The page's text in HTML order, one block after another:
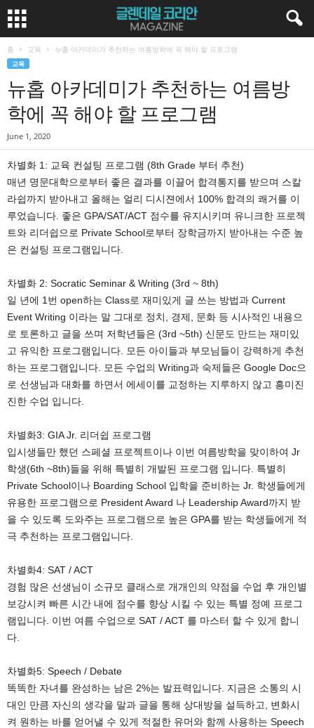
홈 교육 뉴홉 아카데미가 추천하는 여름방학에 꼭 해야 할 프로그램
교육
뉴홉 아카데미가 추천하는 여름방
학에 꼭 해야 할 프로그램
June 1, 2020
차별화 1: 교육 컨설팅 프로그램 (8th Grade 부터 추천)
매년 명문대학으로부터 좋은 결과를 이끌어 합격통지를 받으며 스칼
라쉽까지 받아내고 올해는 얼리 디시젼에서 100% 합격의 쾌거를 이
루었습니다. 좋은 GPA/SAT/ACT 점수를 유지시키며 유니크한 프로젝
트와 리더쉽으로 Private School로부터 장학금까지 받아내는 수준 높
은 컨설팅 프로그램입니다.
차별화 2: Socratic Seminar & Writing (3rd ~ 8th)
일 년에 1번 open하는 Class로 재미있게 글 쓰는 방법과 Current
Event Writing 이라는 말 그대로 정치, 경제, 문화 등 시사적인 내용으
로 토론하고 글을 쓰며 저학년들은 (3rd ~5th) 신문도 만드는 재미있
고 유익한 프로그램입니다. 모든 아이들과 부모님들이 강력하게 추천
하는 프로그램입니다. 모든 수업의 Writing과 숙제들은 Google Doc으
로 선생님과 대화를 하면서 에세이를 교정하는 지루하지 않고 흥미진
진한 수업 입니다.
차별화3: GIA Jr. 리더쉽 프로그램
입시생들만 했던 스페셜 프로젝트이나 이번 여름방학을 맞이하여 Jr
학생(6th ~8th)들을 위해 특별히 개발된 프로그램 입니다. 특별히
Private School이나 Boarding School 입학을 준비하는 Jr. 학생들에게
유용한 프로그램으로 President Award 나 Leadership Award까지 받
을 수 있도록 도와주는 프로그램으로 높은 GPA를 받는 학생들에게 적
극 추천하는 프로그램입니다.
차별화4: SAT / ACT
경험 많은 선생님이 소규모 클래스로 개개인의 약점을 수업 후 개인별
보강시켜 빠른 시간 내에 점수를 향상 시킬 수 있는 특별 정예 프로그
램입니다. 이번 여름 수업으로 SAT / ACT 를 마스터 할 수 있게 합니
다.
차별화5: Speech / Debate
똑똑한 자녀를 완성하는 남은 2%는 발표력입니다. 지금은 소통의 시
대인 만큼 자신의 생각을 말과 글을 통해 상대방을 설득하고, 변화시
켜 원하는 바를 얻어낼 수 있게 적절한 유머와 함께 사용하는 Speech